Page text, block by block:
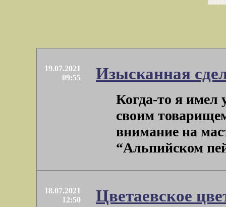
19.07.2021
09:55
Изысканная
Когда-то я имел
своим
внимание на
“Альпийском
18.07.2021
12:50
Цветаевское